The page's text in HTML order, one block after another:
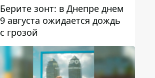
Берите зонт: в Днепре днем ​​
9 августа ожидается дождь
с грозой